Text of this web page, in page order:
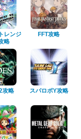
レンジ
略
FFT攻略
攻略 スパロボY攻略